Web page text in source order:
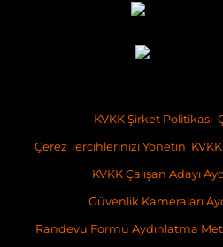
KVKK Şirket Politikası
Çerez Tercihlerinizi Yönetin
KVKK Çalışan Adayı
Güvenlik Kameraları
Randevu Formu Aydınlatma